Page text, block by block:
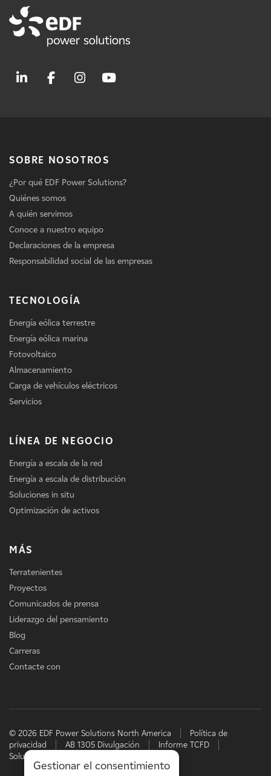
SOBRE NOSOTROS
¿Por qué EDF Power Solutions?
Quiénes somos
A quién servimos
Conoce a nuestro equipo
Declaraciones de la empresa
Responsabilidad social de las empresas
TECNOLOGÍA
Energía eólica terrestre
Energía eólica marina
Fotovoltaico
Almacenamiento
Carga de vehículos eléctricos
Servicios
LÍNEA DE NEGOCIO
Energía a escala de la red
Energía a escala de distribución
Soluciones in situ
Optimización de activos
MÁS
Terratenientes
Proyectos
Comunicados de prensa
Liderazgo del pensamiento
Blog
Carreras
Contacte con
© 2026 EDF Power Solutions North America
Política de
privacidad
AB 1305 Divulgación
Informe TCFD
Soluciones energéticas de EDF
Gestionar el consentimiento